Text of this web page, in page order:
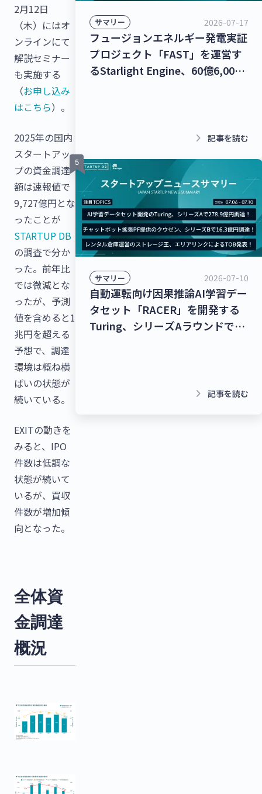
2月12日
（木）にはオ
ンラインにて
解説セミナー
も実施する
（お申し込み
はこちら）。
2025年の国内
スタートアッ
プの資金調達
額は速報値で
9,727億円とな
ったことが
STARTUP DB
の調査で分か
った。前年比
では微減とな
ったが、予測
値を含めると1
兆円を超える
予想で、調達
環境は概ね横
ばいの状態が
続いている。
EXITの動きを
みると、IPO
件数は低調な
状態が続いて
いるが、買収
件数が増加傾
向となった。
全体資
金調達
概況
サマリー 2026-07-17
フュージョンエネルギー発電実証
プロジェクト「FAST」を運営す
るStarlight Engine、60億6,000
Solutions、シードラウンドで4億
トアップニュース】
keyboard_arrow_right 記事を読む
サマリー 2026-07-10
自動運転向け因果推論AI学習デー
タセット「RACER」を開発する
Turing、シリーズAラウンドで
ズBラウンドで16億3,000万円を
keyboard_arrow_right 記事を読む